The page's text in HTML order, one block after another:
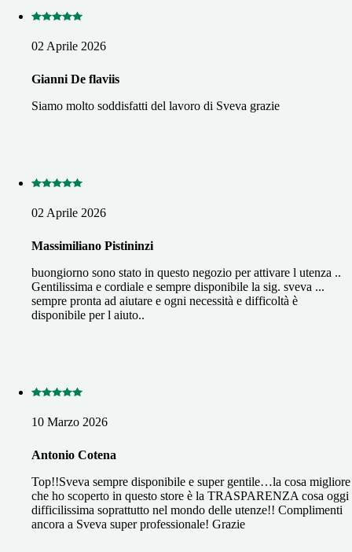
02 Aprile 2026
Gianni De flaviis
Siamo molto soddisfatti del lavoro di Sveva grazie
02 Aprile 2026
Massimiliano Pistininzi
buongiorno sono stato in questo negozio per attivare l utenza ..
Gentilissima e cordiale e sempre disponibile la sig. sveva ...
sempre pronta ad aiutare e ogni necessità e difficoltà è
disponibile per l aiuto..
10 Marzo 2026
Antonio Cotena
Top!!Sveva sempre disponibile e super gentile…la cosa migliore
che ho scoperto in questo store è la TRASPARENZA cosa oggi
difficilissima soprattutto nel mondo delle utenze!! Complimenti
ancora a Sveva super professionale! Grazie